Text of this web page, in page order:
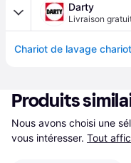
Darty
Livraison
Produits
Nous avons choisi une
vous intéresser. Tout